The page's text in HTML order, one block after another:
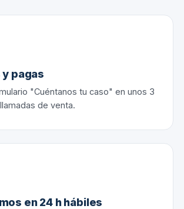
pagas
"Cuéntanos tu caso" en unos 3
de venta.
en 24 h hábiles